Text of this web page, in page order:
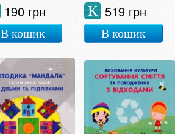
190 грн
В кошик
519 грн
К
В кошик